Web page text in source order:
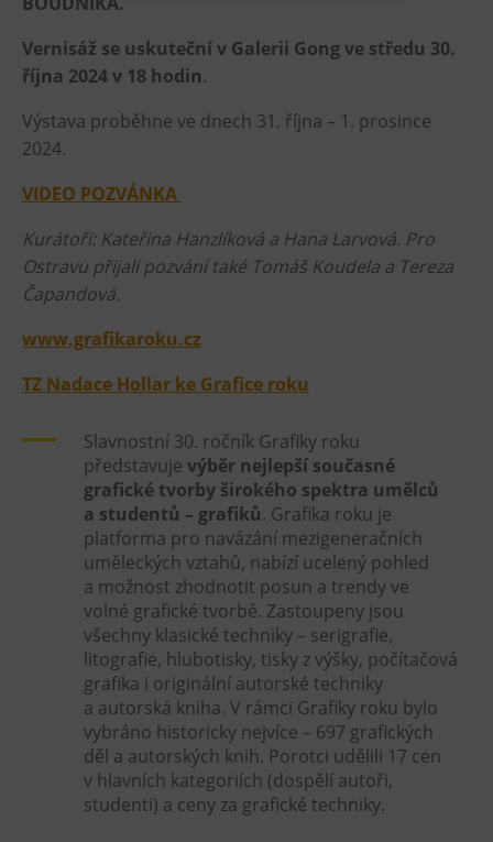
HopJump
Národní zemědělské muzeum
FUTUREUM
Prohlídky
Dolní Vítkovice
Hornické muzeum
Občerstvení
Bolt Café
Kavárna Velký Svět techniky
L’Osteria
PECKA DOV
Restaurace VP ART
Bistropen
CØKAFE Dolní Vítkovice
FUTURE café
Catering
Ubytování
Hotel VP1
Vernisáž se uskuteční v Galerii Gong ve středu 30.
října 2024 v 18 hodin.
Výstava proběhne ve dnech 31. října – 1. prosince
2024.
VIDEO POZVÁNKA
Kurátoři: Kateřina Hanzlíková a Hana Larvová. Pro
Ostravu přijali pozvání také Tomáš Koudela a Tereza
Čapandová.
www.grafikaroku.cz
TZ Nadace Hollar ke Grafice roku
Slavnostní 30. ročník Grafiky roku
představuje výběr nejlepší současné
grafické tvorby širokého spektra umělců
a studentů – grafiků. Grafika roku je
platforma pro navázání mezigeneračních
uměleckých vztahů, nabízí ucelený pohled
a možnost zhodnotit posun a trendy ve
volné grafické tvorbě. Zastoupeny jsou
všechny klasické techniky – serigrafie,
litografie, hlubotisky, tisky z výšky, počítačová
grafika i originální autorské techniky
a autorská kniha. V rámci Grafiky roku bylo
vybráno historicky nejvíce – 697 grafických
děl a autorských knih. Porotci udělili 17 cen
v hlavních kategoriích (dospělí autoři,
studenti) a ceny za grafické techniky.